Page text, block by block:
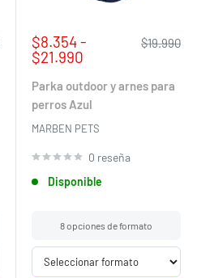
Precio
de
$8.354 -
$21.990
Precio
$19.990
Parka outdoor y arnes para
perros Azul
MARBEN PETS
0 reseña
Disponible
8 opciones de formato